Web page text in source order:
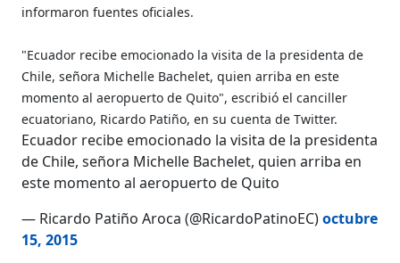
informaron fuentes oficiales.
"Ecuador recibe emocionado la visita de la presidenta de
Chile, señora Michelle Bachelet, quien arriba en este
momento al aeropuerto de Quito", escribió el canciller
ecuatoriano, Ricardo Patiño, en su cuenta de Twitter.
Ecuador recibe emocionado la visita de la presidenta
de Chile, señora Michelle Bachelet, quien arriba en
este momento al aeropuerto de Quito
— Ricardo Patiño Aroca (@RicardoPatinoEC)octubre
15, 2015